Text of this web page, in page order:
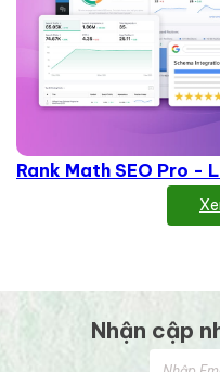
Rank Math SEO Pro -
Nhận cập